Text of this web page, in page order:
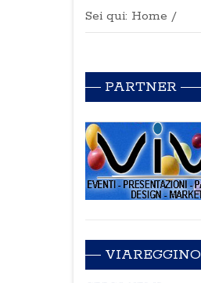
Sei qui: Home /
PARTNER
VIAREGGINO